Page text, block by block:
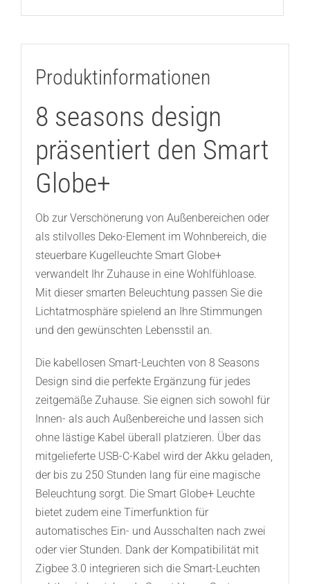
Produktinformationen
8 seasons design
präsentiert den Smart
Globe+
Ob zur Verschönerung von Außenbereichen oder
als stilvolles Deko-Element im Wohnbereich, die
steuerbare Kugelleuchte Smart Globe+
verwandelt Ihr Zuhause in eine Wohlfühloase.
Mit dieser smarten Beleuchtung passen Sie die
Lichtatmosphäre spielend an Ihre Stimmungen
und den gewünschten Lebensstil an.
Die kabellosen Smart-Leuchten von 8 Seasons
Design sind die perfekte Ergänzung für jedes
zeitgemäße Zuhause. Sie eignen sich sowohl für
Innen- als auch Außenbereiche und lassen sich
ohne lästige Kabel überall platzieren. Über das
mitgelieferte USB-C-Kabel wird der Akku geladen,
der bis zu 250 Stunden lang für eine magische
Beleuchtung sorgt. Die Smart Globe+ Leuchte
bietet zudem eine Timerfunktion für
automatisches Ein- und Ausschalten nach zwei
oder vier Stunden. Dank der Kompatibilität mit
Zigbee 3.0 integrieren sich die Smart-Leuchten